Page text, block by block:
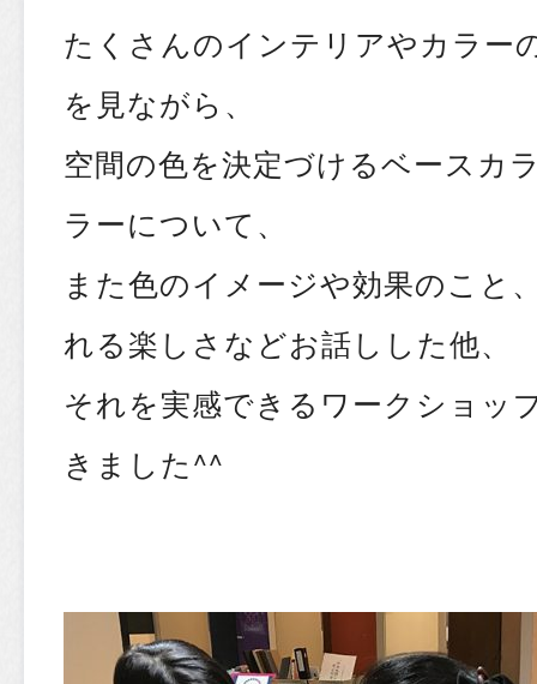
たくさんのインテリアやカラー
を見ながら、
空間の色を決定づけるベースカ
ラーについて、
また色のイメージや効果のこと
れる楽しさなどお話しした他、
それを実感できるワークショッ
きました^^